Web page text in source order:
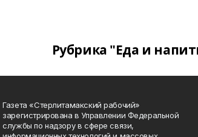
Рубрика "Еда и
Газета «Стерлитамакский рабочий»
зарегистрирована в Управлении Федеральной
службы по надзору в сфере связи,